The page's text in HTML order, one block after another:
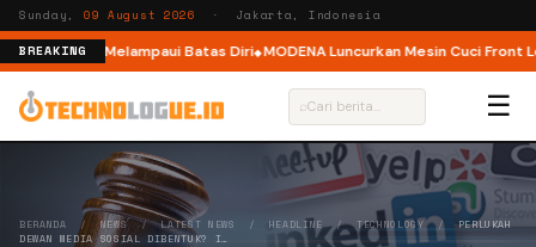
Sunday, 09 August 2026 · Jakarta, Indonesia
BREAKING
Pelari Melampaui Batas Diri MODENA Luncurkan Mesin Cuci Front
⌕ ☰
BERANDA /NEWS/LATEST NEWS / HEADLINE/TECHNOLOGY/PERLUKAH
DEWAN MEDIA SOSIAL DIBENTUK? I…